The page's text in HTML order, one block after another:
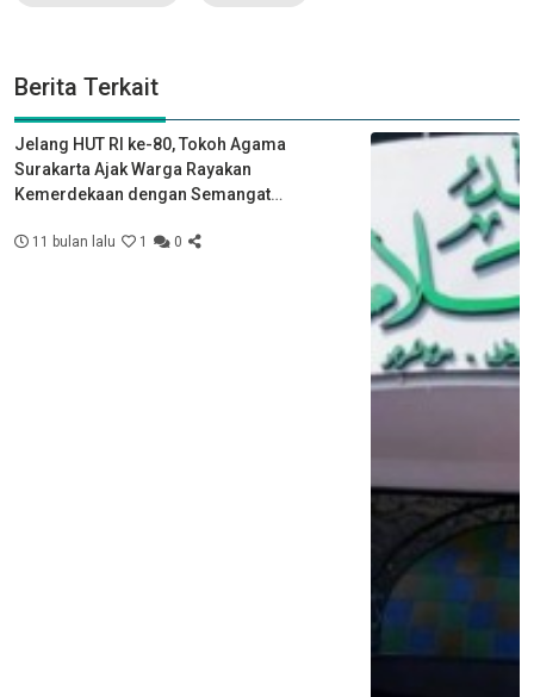
Berita Terkait
Jelang HUT RI ke-80, Tokoh Agama
Surakarta Ajak Warga Rayakan
Kemerdekaan dengan Semangat
11 bulan lalu 1 0